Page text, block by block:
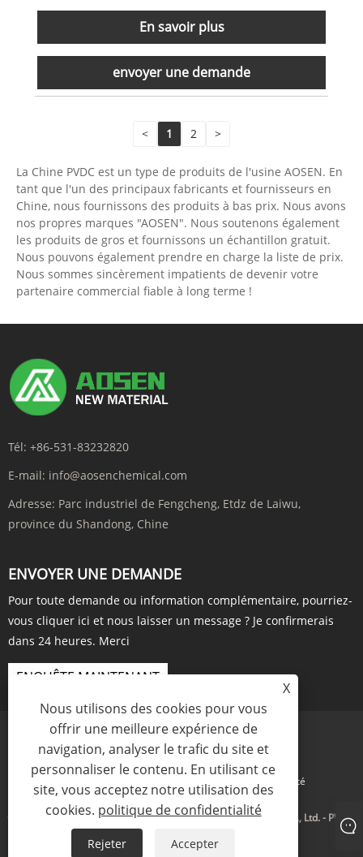
En savoir plus
envoyer une demande
< 1 2 >
La Chine PVDC est un type de produits de l'usine AOSEN. En
tant que l'un des principaux fabricants et fournisseurs en
Chine, nous fournissons des produits à bas prix. Nous avons
nos propres marques "AOSEN". Nous soutenons également
les produits de gros et fournissons un échantillon gratuit.
Nous pouvons également prendre en charge la liste de prix.
Nous sommes sincèrement impatients de devenir votre
partenaire commercial fiable à long terme !
Tél: +86-531-83232820
E-mail: info@aosenchemical.com
Adresse: Parc industriel de Fengcheng, Etdz de Laiwu,
province du Shandong, Chine
ENVOYER UNE DEMANDE
Pour toute demande ou information complémentaire, pourriez-
vous cliquer ici et nous laisser un message ? Je confirmerais
dans 24 heures. Merci
ENQUÊTE MAINTENANT
politique de confidentialité
Copyright © 2023 Shandong Aosen New Material Technology Co., Ltd. - PVDC,
Monoterpène, Longifolène - Tous droits réservés.
X
Nous utilisons des cookies pour vous
offrir une meilleure expérience de
navigation, analyser le trafic du site et
personnaliser le contenu. En utilisant ce
site, vous acceptez notre utilisation des
cookies. politique de confidentialité
Rejeter Accepter